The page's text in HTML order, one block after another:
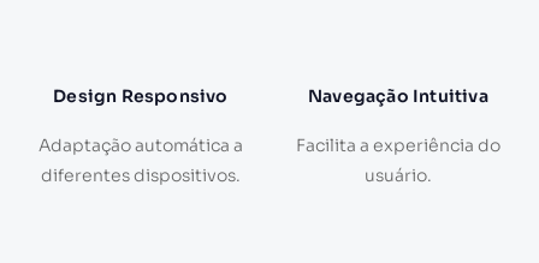
Design Responsivo
Adaptação automática a
diferentes dispositivos.
Navegação Intuitiva
Facilita a experiência do
usuário.